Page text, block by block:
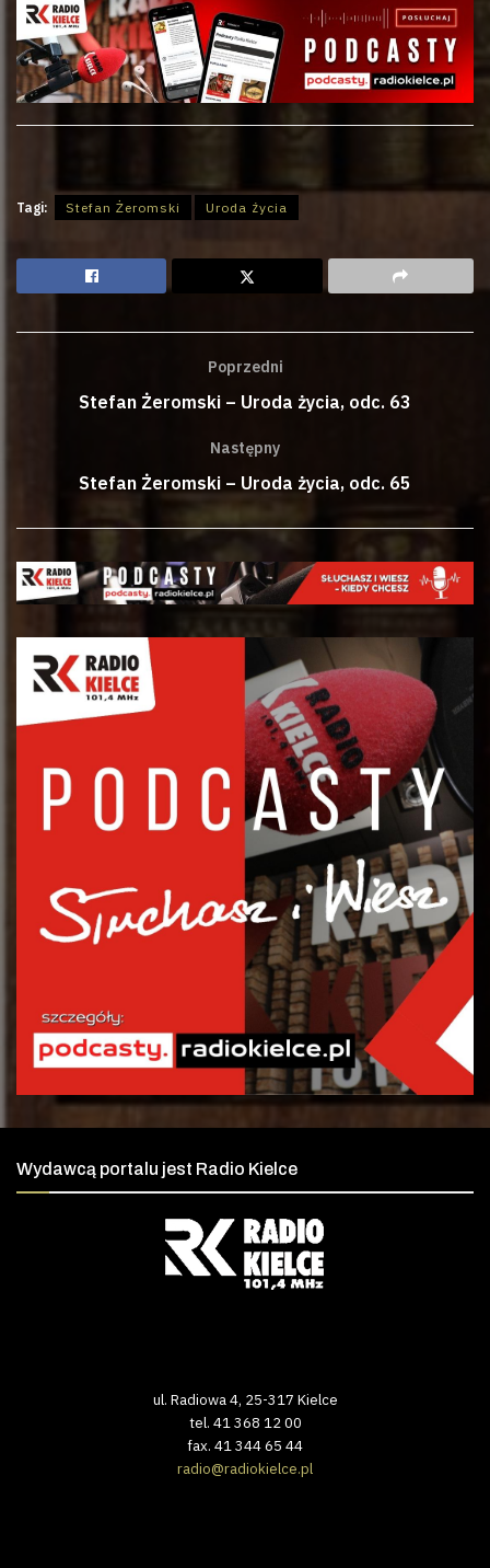
Tagi: Stefan Żeromski Uroda życia
Poprzedni
Stefan Żeromski – Uroda życia, odc. 63
Następny
Stefan Żeromski – Uroda życia, odc. 65
Wydawcą portalu jest Radio Kielce
ul. Radiowa 4, 25-317 Kielce
tel. 41 368 12 00
fax. 41 344 65 44
radio@radiokielce.pl